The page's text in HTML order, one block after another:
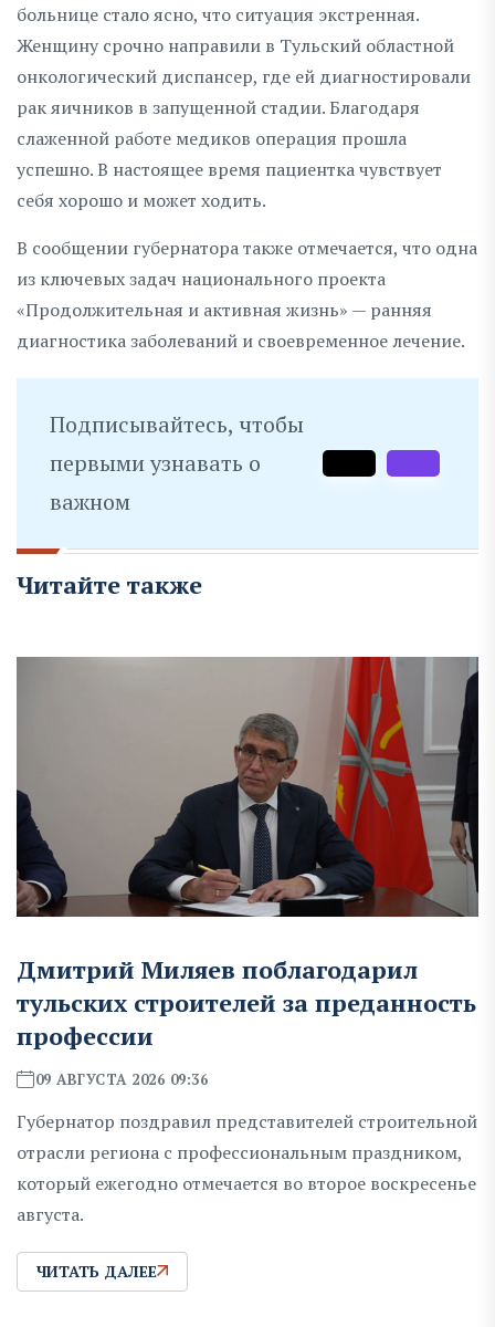
больнице стало ясно, что ситуация экстренная.
Женщину срочно направили в Тульский областной
онкологический диспансер, где ей диагностировали
рак яичников в запущенной стадии. Благодаря
слаженной работе медиков операция прошла
успешно. В настоящее время пациентка чувствует
себя хорошо и может ходить.
В сообщении губернатора также отмечается, что одна
из ключевых задач национального проекта
«Продолжительная и активная жизнь» — ранняя
диагностика заболеваний и своевременное лечение.
Подписывайтесь, чтобы
первыми узнавать о
важном
Читайте также
Дмитрий Миляев поблагодарил
тульских строителей за преданность
профессии
09 АВГУСТА 2026 09:36
Губернатор поздравил представителей строительной
отрасли региона с профессиональным праздником,
который ежегодно отмечается во второе воскресенье
августа.
ЧИТАТЬ ДАЛЕЕ